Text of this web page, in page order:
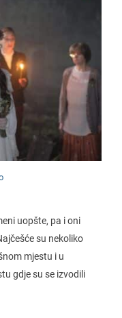
uopšte, pa i oni
su nekoliko
mjestu i u
gdje su se izvodili